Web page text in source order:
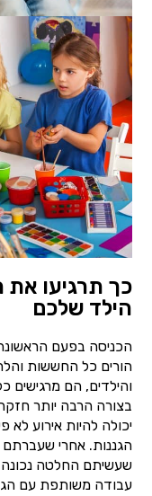
כך תרגיעו
הילד שלכם
הכניסה בפעם
הורים כל החששות
והילדים, הם מרגישים
בצורה הרבה יותר
יכולה להיות אירוע
הגננות. אחרי
שעשיתם החלטה נכונה
עבודה משותפת עם